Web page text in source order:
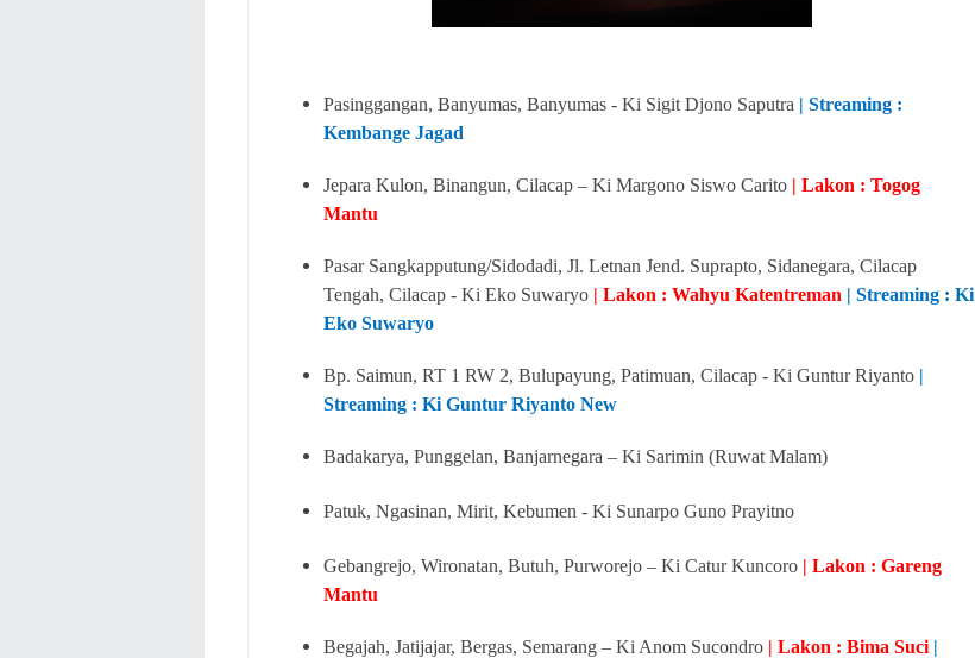
Pasinggangan, Banyumas, Banyumas - Ki Sigit Djono Saputra | Streaming :
Kembange Jagad
Jepara Kulon, Binangun, Cilacap – Ki Margono Siswo Carito | Lakon : Togog
Mantu
Pasar Sangkapputung/Sidodadi, Jl. Letnan Jend. Suprapto, Sidanegara, Cilacap
Tengah, Cilacap - Ki Eko Suwaryo | Lakon : Wahyu Katentreman | Streaming : Ki
Eko Suwaryo
Bp. Saimun, RT 1 RW 2, Bulupayung, Patimuan, Cilacap - Ki Guntur Riyanto |
Streaming : Ki Guntur Riyanto New
Badakarya, Punggelan, Banjarnegara – Ki Sarimin (Ruwat Malam)
Patuk, Ngasinan, Mirit, Kebumen - Ki Sunarpo Guno Prayitno
Gebangrejo, Wironatan, Butuh, Purworejo – Ki Catur Kuncoro | Lakon : Gareng
Mantu
Begajah, Jatijajar, Bergas, Semarang – Ki Anom Sucondro | Lakon : Bima Suci |